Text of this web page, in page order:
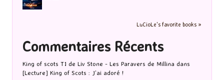
LuCioLe's favorite books »
Commentaires Récents
King of scots T1 de Liv Stone - Les Paravers de Millina dans
[Lecture] King of Scots : J’ai adoré !